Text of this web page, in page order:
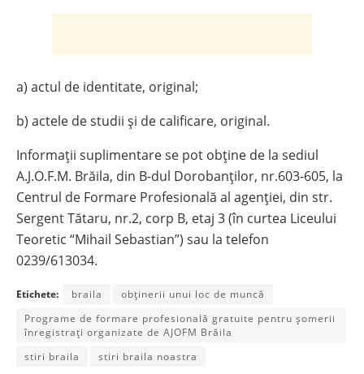
a) actul de identitate, original;
b) actele de studii şi de calificare, original.
Informații suplimentare se pot obține de la sediul
A.J.O.F.M. Brăila, din B-dul Dorobanţilor, nr.603-605, la
Centrul de Formare Profesională al agenției, din str.
Sergent Tătaru, nr.2, corp B, etaj 3 (în curtea Liceului
Teoretic “Mihail Sebastian”) sau la telefon
0239/613034.
Etichete: braila
obținerii unui loc de muncă
Programe de formare profesională gratuite pentru șomerii
înregistrați organizate de AJOFM Brăila
stiri braila
stiri braila noastra